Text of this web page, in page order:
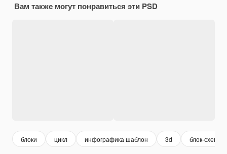
Вам также могут понравиться эти PSD
блоки цикл инфографика шаблон 3d блок-схема